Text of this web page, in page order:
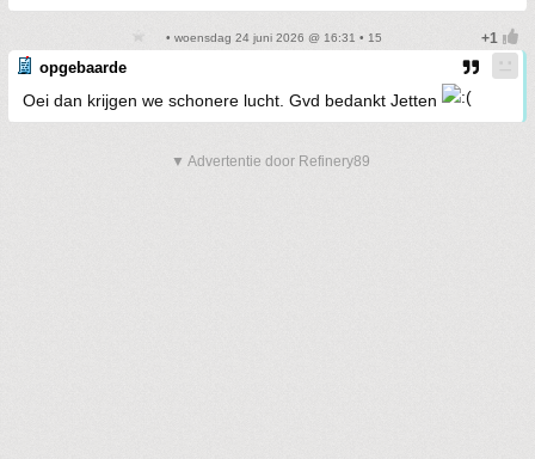
• woensdag 24 juni 2026 @ 16:31 • 15
opgebaarde
Oei dan krijgen we schonere lucht. Gvd bedankt Jetten
▼ Advertentie door Refinery89